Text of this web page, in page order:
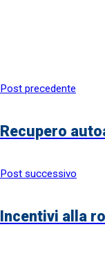
Post precedente
Recupero
Post successivo
Incentivi alla